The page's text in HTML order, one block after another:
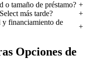
o tamaño de préstamo?
más tarde?
y financiamiento de
Opciones de